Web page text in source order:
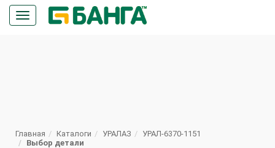
Кнопка
меню
Главная Каталоги УРАЛАЗ
УРАЛ-6370-1151
Выбор детали